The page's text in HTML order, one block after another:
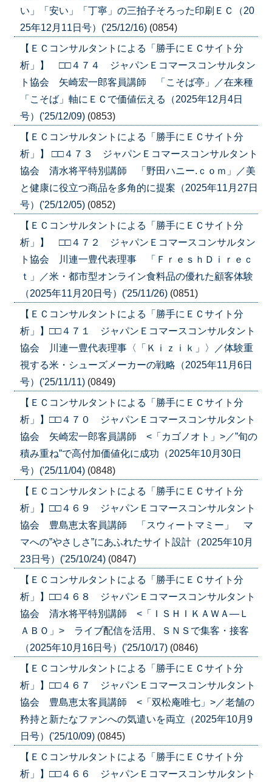
い」「安い」「丁寧」の三拍子そろった印刷ＥＣ（20
25年12月11日号）('25/12/16) (0854)
【ＥＣコンサルタントによる「勝手にＥＣサイト分
析」】 □□４７４ ジャパンＥコマースコンサルタン
ト協会 矢崎宏一郎客員講師 「こそば亭」／在来種
「こそば」軸にＥＣで価値伝える（2025年12月4日
号）('25/12/09) (0853)
【ＥＣコンサルタントによる「勝手にＥＣサイト分
析」】 □□４７３ ジャパンＥコマースコンサルタント
協会 清水将平特別講師 「野田ハニー.ｃｏｍ」／美
と健康に役立つ商品を多角的に提案（2025年11月27日
号）('25/12/05) (0852)
【ＥＣコンサルタントによる「勝手にＥＣサイト分
析」】 □□４７２ ジャパンＥコマースコンサルタン
ト協会 川連一豊代表理事 「ＦｒｅｓｈＤｉｒｅｃ
ｔ」／米・都市型オンライン食料品の優れた顧客体験
（2025年11月20日号）('25/11/26) (0851)
【ＥＣコンサルタントによる「勝手にＥＣサイト分
析」】□□４７１ ジャパンＥコマースコンサルタント
協会 川連一豊代表理事〈「Ｋｉｚｉｋ」〉／体験重
視する米・シューズメーカーの戦略（2025年11月6日
号）('25/11/11) (0849)
【ＥＣコンサルタントによる「勝手にＥＣサイト分
析」】□□４７０ ジャパンＥコマースコンサルタント
協会 矢崎宏一郎客員講師 <「カゴノオト」>／”旬の
積み重ね”で高付加価値化に成功（2025年10月30日
号）('25/11/04) (0848)
【ＥＣコンサルタントによる「勝手にＥＣサイト分
析」】□□４６９ ジャパンＥコマースコンサルタント
協会 豊島恵太客員講師 「スウィートマミー」 マ
マへの”やさしさ”にあふれたサイト設計（2025年10月
23日号）('25/10/24) (0847)
【ＥＣコンサルタントによる「勝手にＥＣサイト分
析」】□□４６８ ジャパンＥコマースコンサルタント
協会 清水将平特別講師 <「ＩＳＨＩＫＡＷＡ―Ｌ
ＡＢＯ」> ライブ配信を活用、ＳＮＳで集客・接客
（2025年10月16日号）('25/10/17) (0846)
【ＥＣコンサルタントによる「勝手にＥＣサイト分
析」】□□４６７ ジャパンＥコマースコンサルタント
協会 豊島恵太客員講師 <「双松庵唯七」>／老舗の
矜持と新たなファンへの気遣いを両立（2025年10月9
日号）('25/10/09) (0845)
【ＥＣコンサルタントによる「勝手にＥＣサイト分
析」】□□４６６ ジャパンＥコマースコンサルタント